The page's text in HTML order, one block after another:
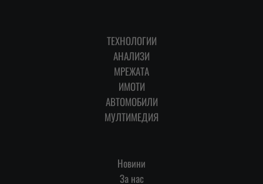
ТЕХНОЛОГИИ
АНАЛИЗИ
МРЕЖАТА
ИМОТИ
АВТОМОБИЛИ
МУЛТИМЕДИЯ
Новини
За нас